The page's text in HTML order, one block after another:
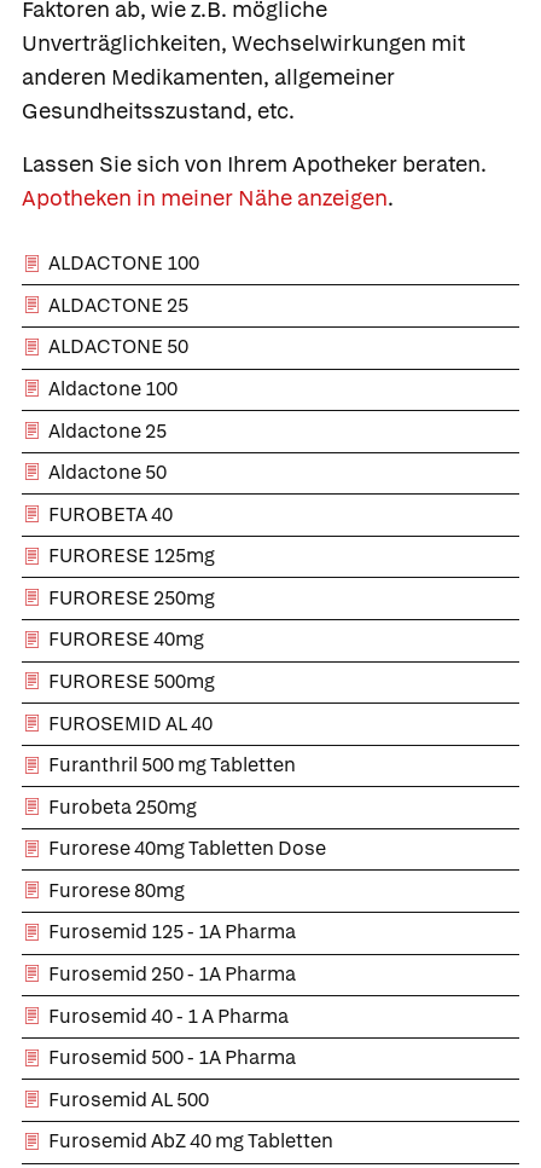
Faktoren ab, wie z.B. mögliche
Unverträglichkeiten, Wechselwirkungen mit
anderen Medikamenten, allgemeiner
Gesundheitsszustand, etc.
Lassen Sie sich von Ihrem Apotheker beraten.
Apotheken in meiner Nähe anzeigen.
ALDACTONE 100
ALDACTONE 25
ALDACTONE 50
Aldactone 100
Aldactone 25
Aldactone 50
FUROBETA 40
FURORESE 125mg
FURORESE 250mg
FURORESE 40mg
FURORESE 500mg
FUROSEMID AL 40
Furanthril 500 mg Tabletten
Furobeta 250mg
Furorese 40mg Tabletten Dose
Furorese 80mg
Furosemid 125 - 1A Pharma
Furosemid 250 - 1A Pharma
Furosemid 40 - 1 A Pharma
Furosemid 500 - 1A Pharma
Furosemid AL 500
Furosemid AbZ 40 mg Tabletten